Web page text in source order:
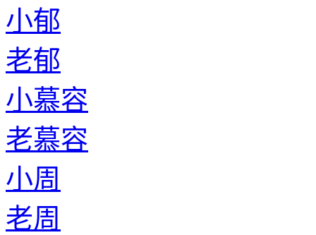
小郁
老郁
小慕容
老慕容
小周
老周